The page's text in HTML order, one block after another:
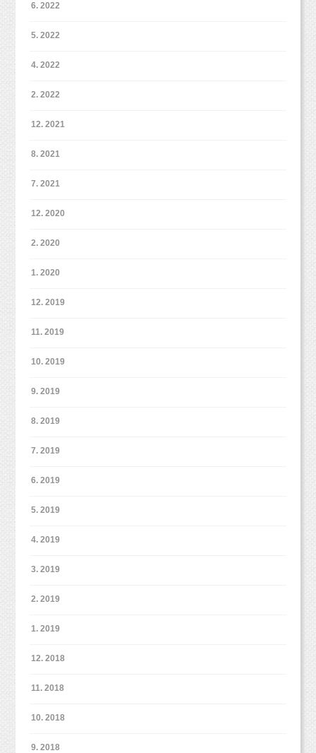
6. 2022
5. 2022
4. 2022
2. 2022
12. 2021
8. 2021
7. 2021
12. 2020
2. 2020
1. 2020
12. 2019
11. 2019
10. 2019
9. 2019
8. 2019
7. 2019
6. 2019
5. 2019
4. 2019
3. 2019
2. 2019
1. 2019
12. 2018
11. 2018
10. 2018
9. 2018